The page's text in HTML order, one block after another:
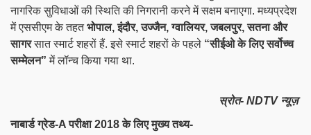
नागरिक सुविधाओं की स्थिति की निगरानी करने में सक्षम बनाएगा. मध्यप्रदेश
में एससीएम के तहतभोपाल, इंदौर, उज्जैन, ग्वालियर, जबलपुर, सतना और
सागरसात स्मार्ट शहरों हैं. इसे स्मार्ट शहरों के पहले “सीईओ के लिए सर्वोच्च
सम्मेलन” में लॉन्च किया गया था.
स्रोत- NDTV न्यूज़
नाबार्ड ग्रेड-A परीक्षा 2018 के लिए मुख्य तथ्य-